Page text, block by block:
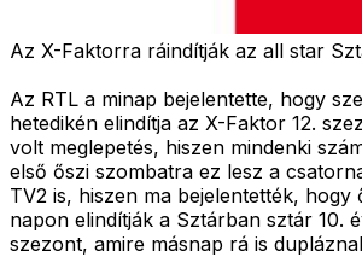
Az X-Faktorra ráindítják az all star
Az RTL a minap bejelentette, hogy
hetedikén elindítja az X-Faktor 12.
volt meglepetés, hiszen mindenki
első őszi szombatra ez lesz a
TV2 is, hiszen ma bejelentették, hogy
napon elindítják a Sztárban sztár 10.
szezont, amire másnap rá is